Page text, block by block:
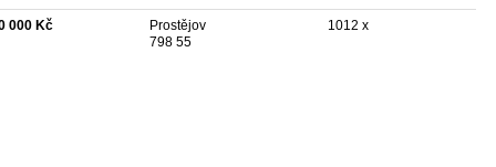
000 Kč
Prostějov
798 55
1012 x